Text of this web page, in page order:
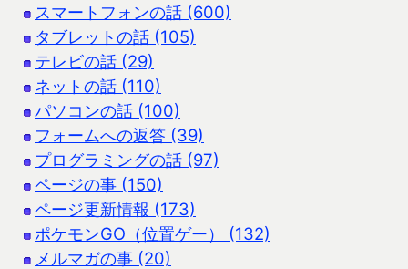
スマートフォンの話 (600)
タブレットの話 (105)
テレビの話 (29)
ネットの話 (110)
パソコンの話 (100)
フォームへの返答 (39)
プログラミングの話 (97)
ページの事 (150)
ページ更新情報 (173)
ポケモンGO（位置ゲー） (132)
メルマガの事 (20)